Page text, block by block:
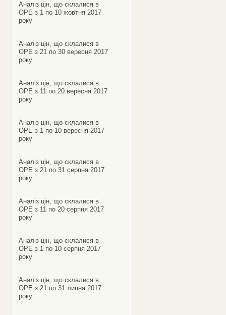
Аналіз цін, що склалися в
ОРЕ з 1 по 10 жовтня 2017
року
Аналіз цін, що склалися в
ОРЕ з 21 по 30 вересня 2017
року
Аналіз цін, що склалися в
ОРЕ з 11 по 20 вересня 2017
року
Аналіз цін, що склалися в
ОРЕ з 1 по 10 вересня 2017
року
Аналіз цін, що склалися в
ОРЕ з 21 по 31 серпня 2017
року
Аналіз цін, що склалися в
ОРЕ з 11 по 20 серпня 2017
року
Аналіз цін, що склалися в
ОРЕ з 1 по 10 серпня 2017
року
Аналіз цін, що склалися в
ОРЕ з 21 по 31 липня 2017
року